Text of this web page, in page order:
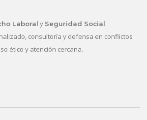
Laboral y Seguridad Social.
consultoría y defensa en conflictos
ético y atención cercana.